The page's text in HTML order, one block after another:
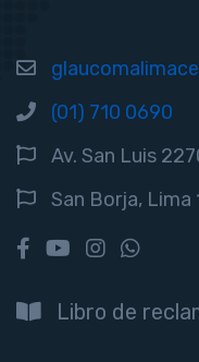
(01) 710 0690
Av. San Luis
San Borja, Lima
Libro de